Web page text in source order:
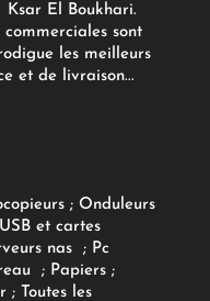
El Boukhari.
sont
les meilleurs
et de livraison...
; Onduleurs
et cartes
nas ; Pc
; Papiers;
; Toutes les